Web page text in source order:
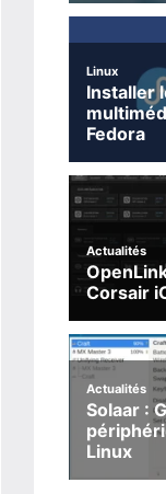
Linux
Installer
Fedora
Actualités
Corsair
Actualités
Solaar :
Linux